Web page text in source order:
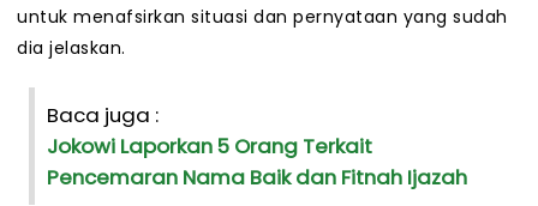
untuk menafsirkan situasi dan pernyataan yang sudah
dia jelaskan.
Baca juga :
Jokowi Laporkan 5 Orang Terkait
Pencemaran Nama Baik dan Fitnah Ijazah